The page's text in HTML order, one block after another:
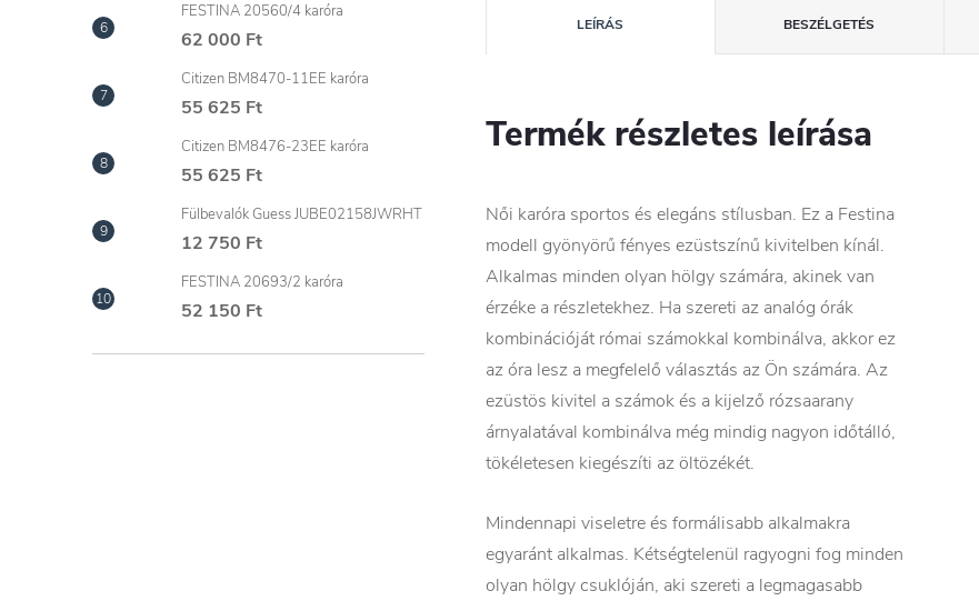
FESTINA 20560/4 karóra
62 000 Ft
Citizen BM8470-11EE karóra
55 625 Ft
Citizen BM8476-23EE karóra
55 625 Ft
Fülbevalók Guess JUBE02158JWRHT
12 750 Ft
FESTINA 20693/2 karóra
52 150 Ft
LEÍRÁS BESZÉLGETÉS
Termék részletes leírása
Női karóra sportos és elegáns stílusban. Ez a Festina
modell gyönyörű fényes ezüstszínű kivitelben kínál.
Alkalmas minden olyan hölgy számára, akinek van
érzéke a részletekhez. Ha szereti az analóg órák
kombinációját római számokkal kombinálva, akkor ez
az óra lesz a megfelelő választás az Ön számára. Az
ezüstös kivitel a számok és a kijelző rózsaarany
árnyalatával kombinálva még mindig nagyon időtálló,
tökéletesen kiegészíti az öltözékét.
Mindennapi viseletre és formálisabb alkalmakra
egyaránt alkalmas. Kétségtelenül ragyogni fog minden
olyan hölgy csuklóján, aki szereti a legmagasabb